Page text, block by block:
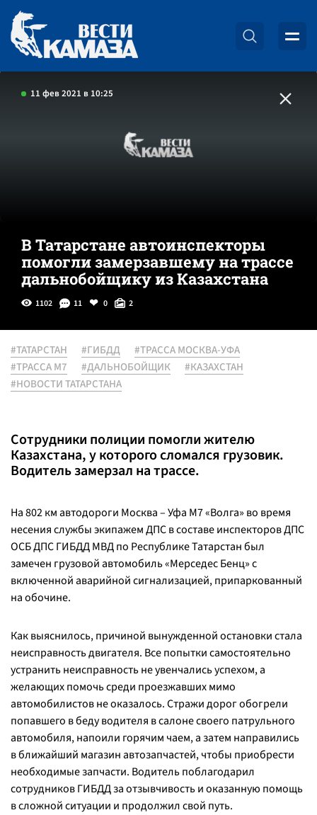
11 фев 2021 в 10:25
В Татарстане автоинспекторы
помогли замерзавшему на трассе
дальнобойщику из Казахстана
1102 11 0 2
#ТАТАРСТАН #ГИБДД
#ТРАССА МОСКВА-УФА
#ТРАССА М7
#ДАЛЬНОБОЙЩИК
#КАЗАХСТАН
#НОВОСТИ ТАТАРСТАНА
Сотрудники полиции помогли жителю
Казахстана, у которого сломался грузовик.
Водитель замерзал на трассе.
На 802 км автодороги Москва – Уфа М7 «Волга» во время
несения службы экипажем ДПС в составе инспекторов ДПС
ОСБ ДПС ГИБДД МВД по Республике Татарстан был
замечен грузовой автомобиль «Мерседес Бенц» с
включенной аварийной сигнализацией, припаркованный
на обочине.
Как выяснилось, причиной вынужденной остановки стала
неисправность двигателя. Все попытки самостоятельно
устранить неисправность не увенчались успехом, а
желающих помочь среди проезжавших мимо
автомобилистов не оказалось. Стражи дорог обогрели
попавшего в беду водителя в салоне своего патрульного
автомобиля, напоили горячим чаем, а затем направились
в ближайший магазин автозапчастей, чтобы приобрести
необходимые запчасти. Водитель поблагодарил
сотрудников ГИБДД за отзывчивость и оказанную помощь
в сложной ситуации и продолжил свой путь.